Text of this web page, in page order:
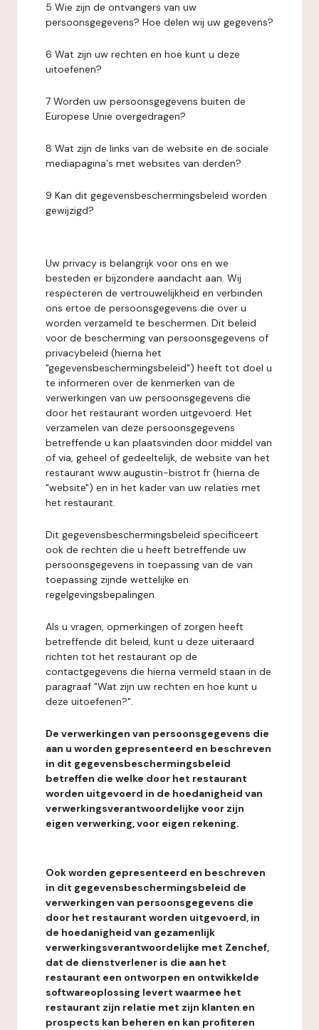
5 Wie zijn de ontvangers van uw
persoonsgegevens? Hoe delen wij uw gegevens?
6 Wat zijn uw rechten en hoe kunt u deze
uitoefenen?
7 Worden uw persoonsgegevens buiten de
Europese Unie overgedragen?
8 Wat zijn de links van de website en de sociale
mediapagina's met websites van derden?
9 Kan dit gegevensbeschermingsbeleid worden
gewijzigd?
Uw privacy is belangrijk voor ons en we
besteden er bijzondere aandacht aan. Wij
respecteren de vertrouwelijkheid en verbinden
ons ertoe de persoonsgegevens die over u
worden verzameld te beschermen. Dit beleid
voor de bescherming van persoonsgegevens of
privacybeleid (hierna het
"gegevensbeschermingsbeleid") heeft tot doel u
te informeren over de kenmerken van de
verwerkingen van uw persoonsgegevens die
door het restaurant worden uitgevoerd. Het
verzamelen van deze persoonsgegevens
betreffende u kan plaatsvinden door middel van
of via, geheel of gedeeltelijk, de website van het
restaurant www.augustin-bistrot.fr (hierna de
"website") en in het kader van uw relaties met
het restaurant.
Dit gegevensbeschermingsbeleid specificeert
ook de rechten die u heeft betreffende uw
persoonsgegevens in toepassing van de van
toepassing zijnde wettelijke en
regelgevingsbepalingen.
Als u vragen, opmerkingen of zorgen heeft
betreffende dit beleid, kunt u deze uiteraard
richten tot het restaurant op de
contactgegevens die hierna vermeld staan in de
paragraaf "Wat zijn uw rechten en hoe kunt u
deze uitoefenen?".
De verwerkingen van persoonsgegevens die
aan u worden gepresenteerd en beschreven
in dit gegevensbeschermingsbeleid
betreffen die welke door het restaurant
worden uitgevoerd in de hoedanigheid van
verwerkingsverantwoordelijke voor zijn
eigen verwerking, voor eigen rekening.
Ook worden gepresenteerd en beschreven
in dit gegevensbeschermingsbeleid de
verwerkingen van persoonsgegevens die
door het restaurant worden uitgevoerd, in
de hoedanigheid van gezamenlijk
verwerkingsverantwoordelijke met Zenchef,
dat de dienstverlener is die aan het
restaurant een ontworpen en ontwikkelde
softwareoplossing levert waarmee het
restaurant zijn relatie met zijn klanten en
prospects kan beheren en kan profiteren